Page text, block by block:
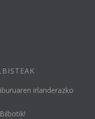
irlanderazko